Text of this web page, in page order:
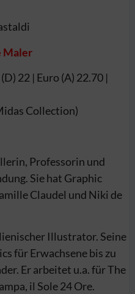
Maler
22 | Euro (A) 22.70 |
Collection)
Professorin und
Sie hat Graphic
Claudel und Niki de
Illustrator. Seine
für Erwachsene bis zu
Er arbeitet u.a. für The
il Sole 24 Ore.